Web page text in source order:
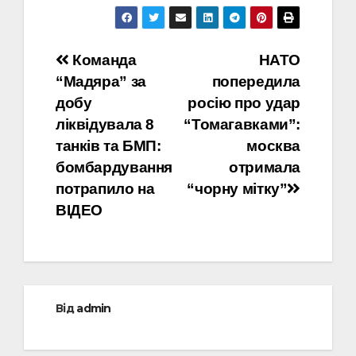
Навігація
записів
НАТО
попередила
росію про удар
“Томагавками”:
москва
отримала
“чорну мітку”
Команда
“Мадяра” за
добу
ліквідувала 8
танків та БМП:
бомбардування
потрапило на
ВІДЕО
Відadmin